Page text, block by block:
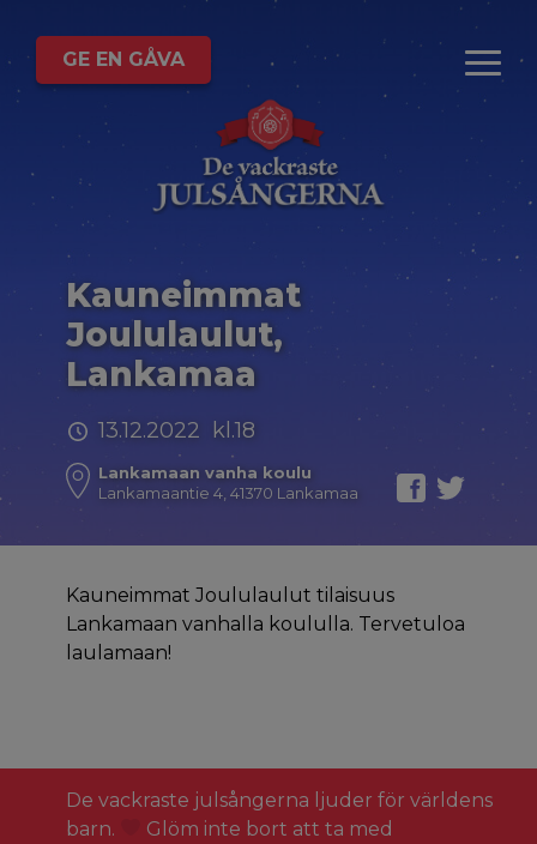
GE EN GÅVA
Kauneimmat
Joululaulut,
Lankamaa
13.12.2022 kl.18
Lankamaan vanha koulu
Lankamaantie 4, 41370 Lankamaa
Kauneimmat Joululaulut tilaisuus
Lankamaan vanhalla koululla. Tervetuloa
laulamaan!
De vackraste julsångerna ljuder för världens
barn.
Glöm inte bort att ta med